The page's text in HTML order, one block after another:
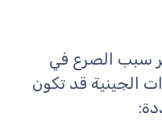
سبب الصرع في
الجينية قد تكون